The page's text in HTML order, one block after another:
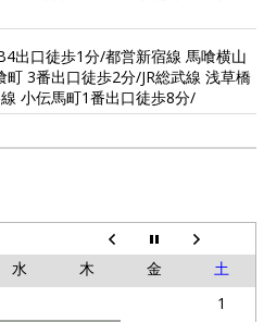
出口徒歩1分/都営新宿線 馬喰横山
3番出口徒歩2分/JR総武線 浅草橋
小伝馬町1番出口徒歩8分/
水 木 金
土
1